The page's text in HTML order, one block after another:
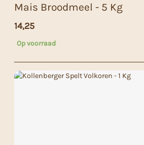
Mais Broodmeel - 5 Kg
14,25
Op voorraad